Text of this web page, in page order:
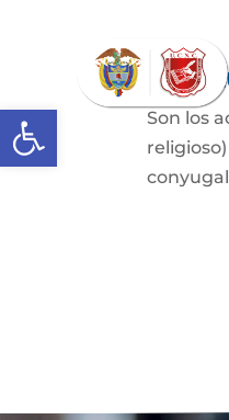
Abrir barra de
Son los